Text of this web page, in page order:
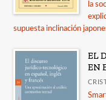
la
supuesta inclinación
EL
EN